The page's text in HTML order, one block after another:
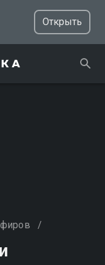
Открыть
/